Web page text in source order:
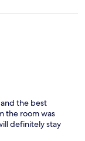
the best
the room was
definitely stay